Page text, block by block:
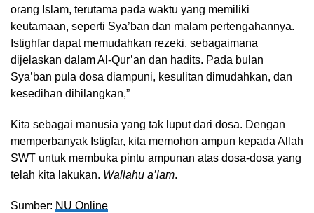
orang Islam, terutama pada waktu yang memiliki
keutamaan, seperti Sya’ban dan malam pertengahannya.
Istighfar dapat memudahkan rezeki, sebagaimana
dijelaskan dalam Al-Qur’an dan hadits. Pada bulan
Sya’ban pula dosa diampuni, kesulitan dimudahkan, dan
kesedihan dihilangkan,”
Kita sebagai manusia yang tak luput dari dosa. Dengan
memperbanyak Istigfar, kita memohon ampun kepada Allah
SWT untuk membuka pintu ampunan atas dosa-dosa yang
telah kita lakukan. Wallahu a’lam.
Sumber: NU Online